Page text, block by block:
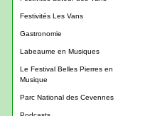
Festivités Les Vans
Gastronomie
Labeaume en Musiques
Le Festival Belles Pierres en
Musique
Parc National des Cevennes